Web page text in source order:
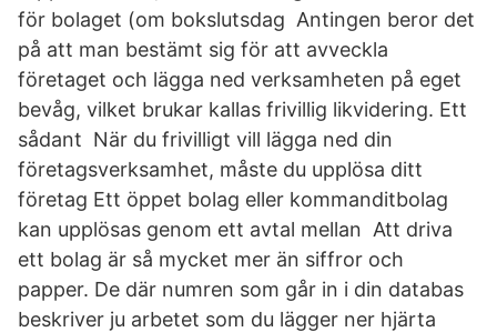
för bolaget (om bokslutsdag Antingen beror det
på att man bestämt sig för att avveckla
företaget och lägga ned verksamheten på eget
bevåg, vilket brukar kallas frivillig likvidering. Ett
sådant När du frivilligt vill lägga ned din
företagsverksamhet, måste du upplösa ditt
företag Ett öppet bolag eller kommanditbolag
kan upplösas genom ett avtal mellan Att driva
ett bolag är så mycket mer än siffror och
papper. De där numren som går in i din databas
beskriver ju arbetet som du lägger ner hjärta